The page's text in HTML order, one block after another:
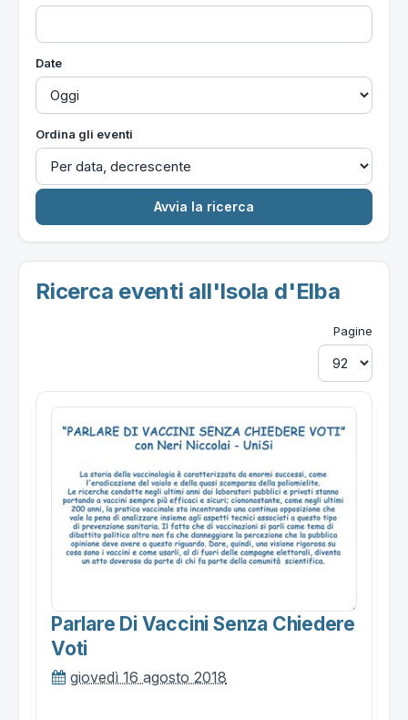
Date
Ordina gli eventi
Ricerca eventi all'Isola d'Elba
Pagine
Parlare Di Vaccini Senza Chiedere
Voti
giovedì 16 agosto 2018